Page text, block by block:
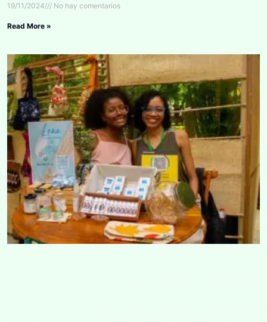
19/11/2024 No hay comentarios
Read More »